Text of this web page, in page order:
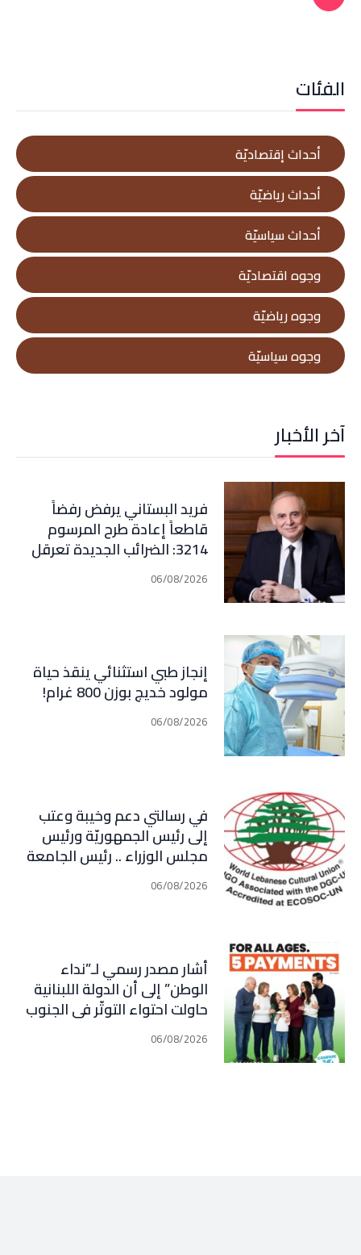
الفئات
أحداث إقتصاديّة
أحداث رياضيّة
أحداث سياسيّة
وجوه اقتصاديّة
وجوه رياضيّة
وجوه سياسيّة
آخر الأخبار
فريد البستاني يرفض رفضاً
قاطعاً إعادة طرح المرسوم
3214: الضرائب الجديدة تعرقل
التعافي الاقتصادي وتناقض
مبدأ الشراكة
06/08/2026
إنجاز طبي استثنائي ينقذ حياة
مولود خديج بوزن 800 غرام!
06/08/2026
في رسالتي دعم وخيبة وعتب
إلى رئيس الجمهوريّة ورئيس
مجلس الوزراء .. رئيس الجامعة
اللبنانية الثقافيّة في العالم
(WLCU) يؤكد دعم الدّولة06/08/2026
أشار مصدر رسمي لـ”نداء
الوطن” إلى أن الدولة اللبنانية
حاولت احتواء التوتّر في الجنوب
عبر إجراء سلسلة اتصالات
دبلوماسية وأمنية، لكن عدم
06/08/2026